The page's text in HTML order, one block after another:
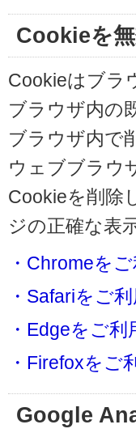
Cookieを
Cookieはブラ
ブラウザ内の
ブラウザ内で
ウェブブラウ
Cookieを削除
ジの正確な表
・Chromeを
・Safariをご
・Edgeをご
・Firefoxをご
Google